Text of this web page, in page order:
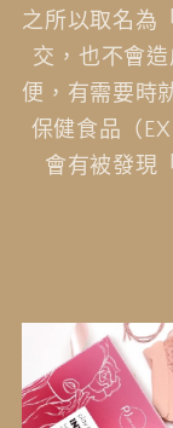
之所以取名為
交，也不會
便，有需要時
保健食品（
會有被發現